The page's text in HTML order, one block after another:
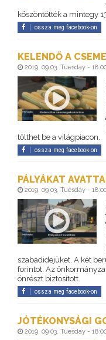
köszöntötték a mintegy
ossza meg facebook-on
KELENDŐ A
2019. 09 03. Tuesday -
tölthet be a világpiacon.
ossza meg facebook-on
PÁLYÁKAT
2019. 09 03. Tuesday -
szabadidejüket. A két
forintot. Az
önrészt biztosított.
ossza meg facebook-on
JÓTÉKONYSÁGI
2019. 09 03. Tuesday -